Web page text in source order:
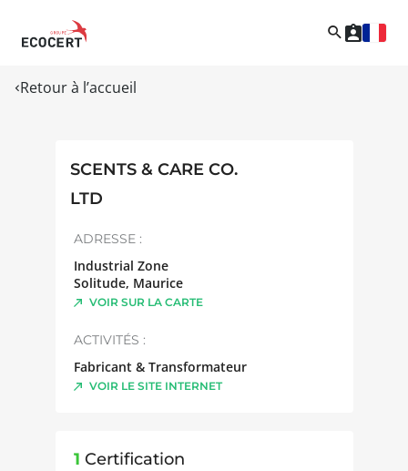
Retour à l’accueil
SCENTS & CARE CO.
LTD
ADRESSE :
Industrial Zone
Solitude, Maurice
VOIR SUR LA CARTE
ACTIVITÉS :
Fabricant & Transformateur
VOIR LE SITE INTERNET
1 Certification